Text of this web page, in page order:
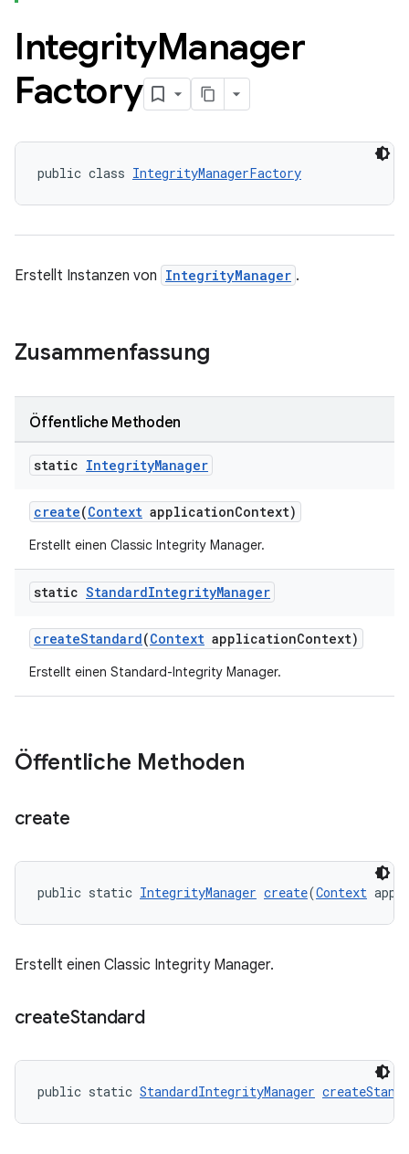
IntegrityManager
Factory
public class IntegrityManagerFactory
Erstellt Instanzen von IntegrityManager .
Zusammenfassung
Öffentliche Methoden
static IntegrityManager
create(Context applicationContext)
Erstellt einen Classic Integrity Manager.
static StandardIntegrityManager
createStandard(Context applicationContext)
Erstellt einen Standard-Integrity Manager.
Öffentliche Methoden
create
public static IntegrityManager create(Context
Erstellt einen Classic Integrity Manager.
createStandard
public static StandardIntegrityManager